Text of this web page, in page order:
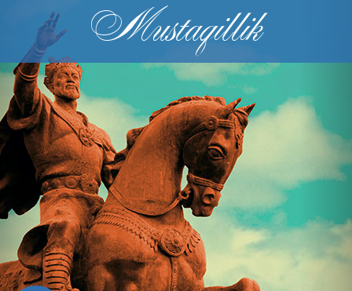
Mustaqillik
Previous